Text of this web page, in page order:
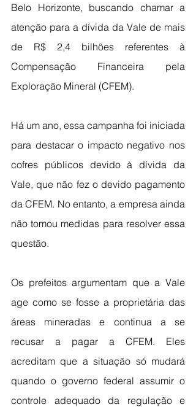
Belo Horizonte, buscando chamar a
atenção para a dívida da Vale de mais
de R$ 2,4 bilhões referentes à
Compensação Financeira pela
Exploração Mineral (CFEM).
Há um ano, essa campanha foi iniciada
para destacar o impacto negativo nos
cofres públicos devido à dívida da
Vale, que não fez o devido pagamento
da CFEM. No entanto, a empresa ainda
não tomou medidas para resolver essa
questão.
Os prefeitos argumentam que a Vale
age como se fosse a proprietária das
áreas mineradas e continua a se
recusar a pagar a CFEM. Eles
acreditam que a situação só mudará
quando o governo federal assumir o
controle adequado da regulação e